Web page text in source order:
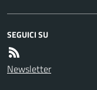
SEGUICI SU
Newsletter